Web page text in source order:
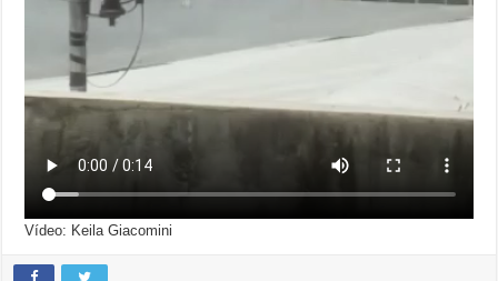
Vídeo: Keila Giacomini